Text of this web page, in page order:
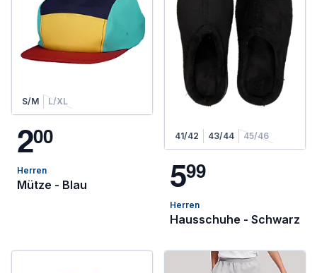
S/M L/XL
200
Herren
Mütze - Blau
41/42 43/44 45/46
599
Herren
Hausschuhe - Schwarz